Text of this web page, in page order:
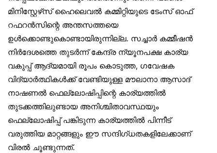
മിനിസ്റ്റേഴ്‌സ് ഹൈലെവൽ കമ്മിറ്റിയുടെ ടേംസ് ഓഫ്
റഫറൻസിന്റെ അന്തസത്തയെ
ഉൾക്കൊണ്ടുകൊണ്ടായിരുന്നില്ല. സച്ചാർ കമ്മീഷൻ
നിർദേശത്തെ തുടർന്ന് കേന്ദ്ര ന്യൂനപക്ഷ കാര്യ
വകുപ്പ് ആദ്യമായി രൂപം കൊടുത്ത, ഗവേഷക
വിദ്യാർത്ഥികൾക്ക് വേണ്ടിയുള്ള മൗലാനാ ആസാദ്
നാഷണൽ ഫെല്ലോഷിപ്പിന്റെ കാര്യത്തിൽ
തുടക്കത്തിലുണ്ടായ അനിശ്ചിതാവസ്ഥയും
ഫെല്ലോഷിപ്പ് പങ്കിടുന്ന കാര്യത്തിൽ പിന്നീട്
വരുത്തിയ മാറ്റങ്ങളും ഈ സന്ദിഗ്ധതകളിലേക്കാണ്
വിരൽ ചൂണ്ടുന്നത്.